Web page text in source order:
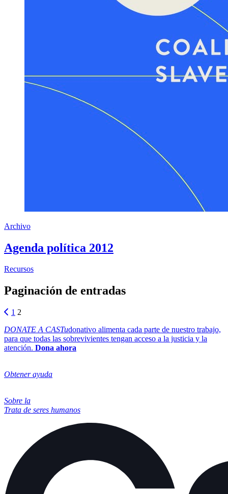
Archivo
Agenda política 2012
Recursossobre la Agenda Política 2012
Paginación de entradas
1 2
DONATE A CASTudonativo alimenta cada parte de nuestro trabajo,
para que todas las sobrevivientes tengan acceso a la justicia y la
atención. Dona ahora
Obtener ayuda
Sobre la
Trata de seres humanos